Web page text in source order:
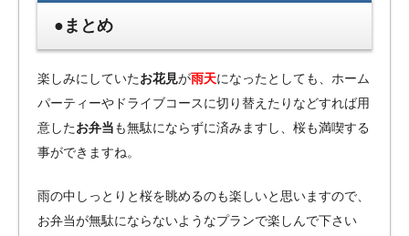
●まとめ
楽しみにしていたお花見が雨天になったとしても、ホーム
パーティーやドライブコースに切り替えたりなどすれば用
意したお弁当も無駄にならずに済みますし、桜も満喫する
事ができますね。
雨の中しっとりと桜を眺めるのも楽しいと思いますので、
お弁当が無駄にならないようなプランで楽しんで下さい